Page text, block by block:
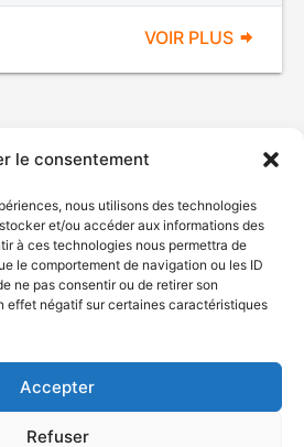
le consentement
nous utilisons des technologies
et/ou accéder aux informations des
à ces technologies nous permettra de
le comportement de navigation ou les ID
ne pas consentir ou de retirer son
effet négatif sur certaines caractéristiques
Accepter
Refuser
VOIR PLUS
du Québec, 2026
Plan du site
Accessibilité
à l'information
de services